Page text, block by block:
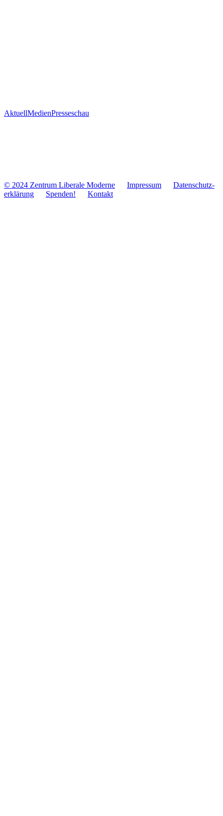
AktuellMedienPresseschau
© 2024 Zentrum Libe­rale Moderne Impres­sum
Daten­schutz­
er­klä­rung
Spenden! Kontakt